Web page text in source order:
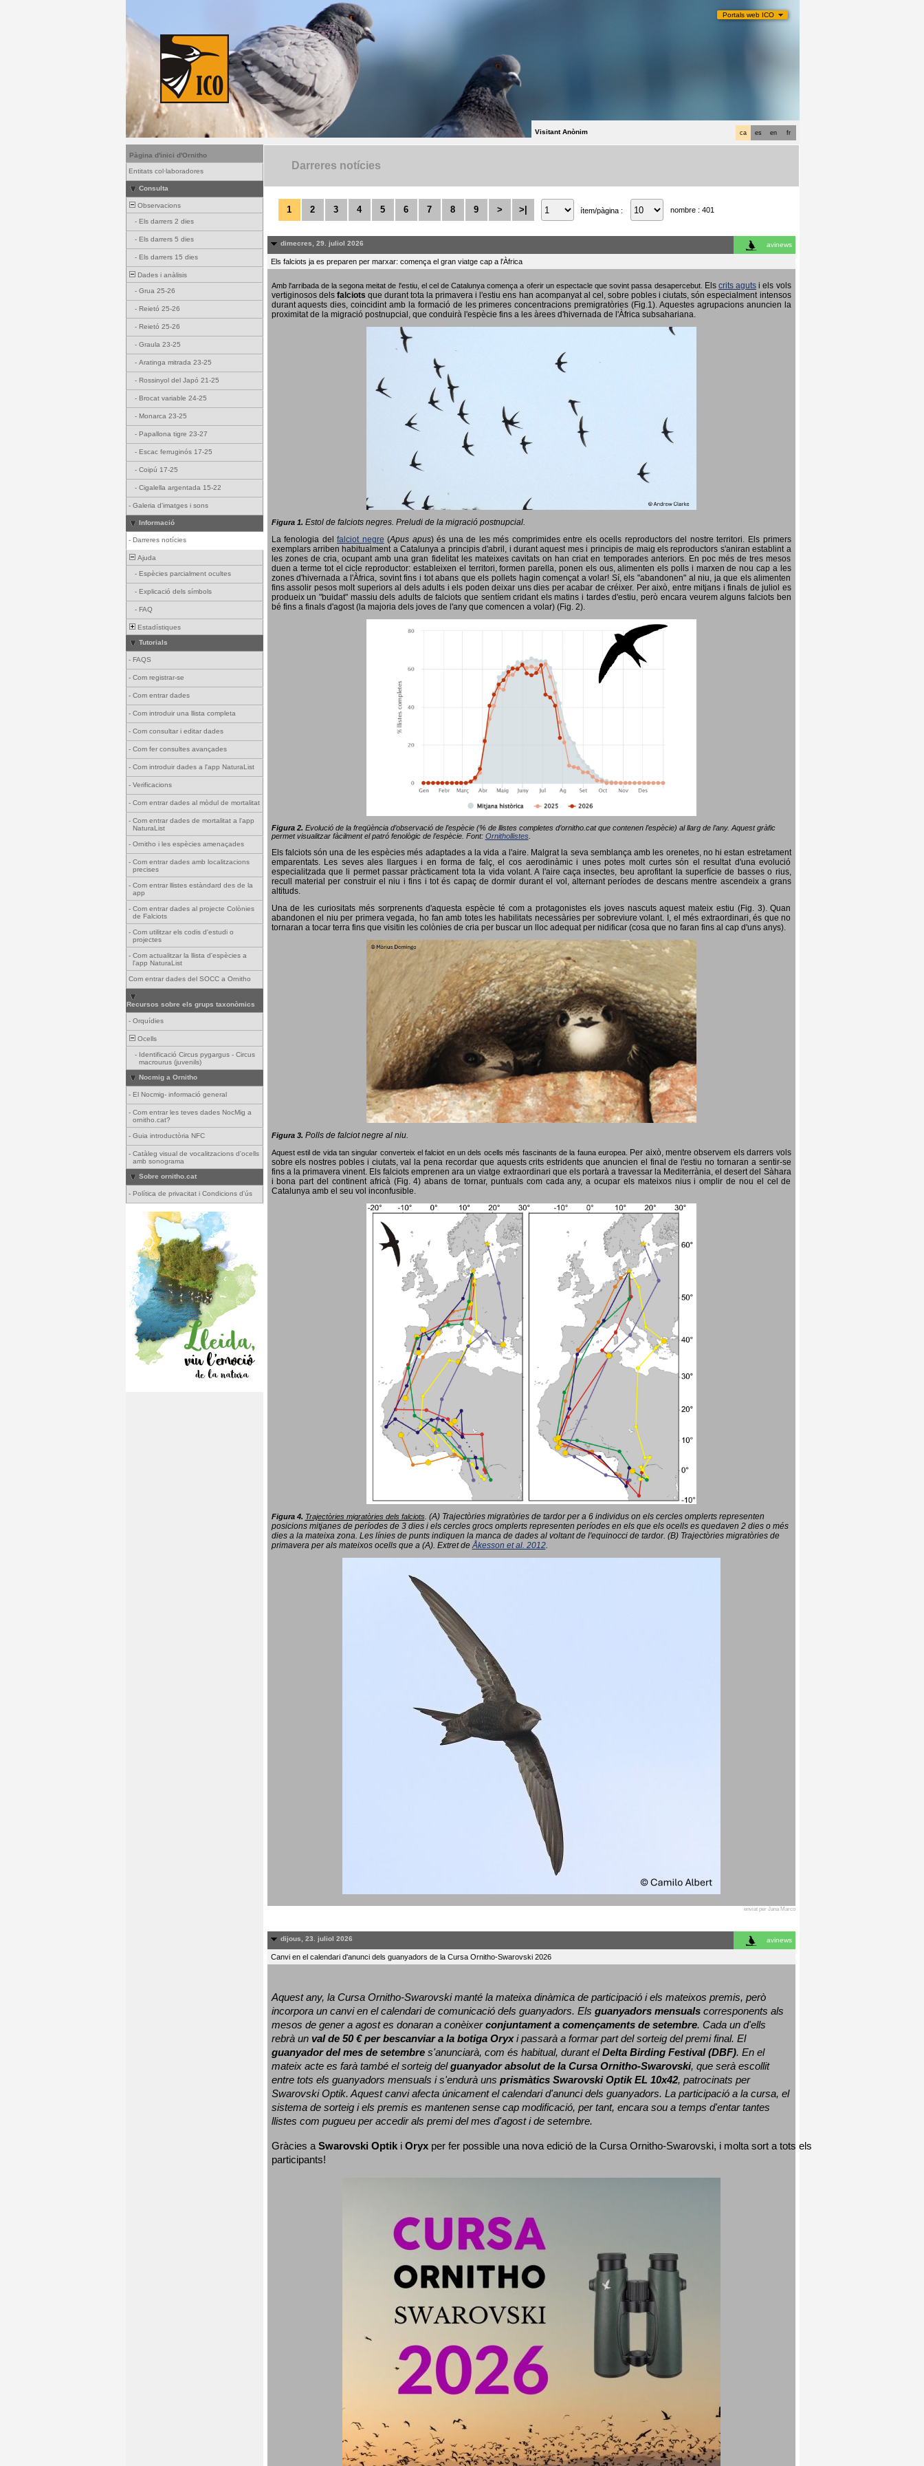
Portals web ICO
fr
en
es
ca
Visitant Anònim
Pàgina d'inici d'Ornitho
Entitats col·laboradores
Consulta
Observacions
- Els darrers 2 dies
- Els darrers 5 dies
- Els darrers 15 dies
Dades i anàlisis
- Grua 25-26
- Reietó 25-26
- Reietó 25-26
- Graula 23-25
- Aratinga mitrada 23-25
- Rossinyol del Japó 21-25
- Brocat variable 24-25
- Monarca 23-25
- Papallona tigre 23-27
- Escac ferruginós 17-25
- Coipú 17-25
- Cigalella argentada 15-22
- Galeria d'imatges i sons
Informació
- Darreres notícies
Ajuda
- Espècies parcialment ocultes
- Explicació dels símbols
- FAQ
Estadístiques
Tutorials
- FAQS
- Com registrar-se
- Com entrar dades
- Com introduir una llista completa
- Com consultar i editar dades
- Com fer consultes avançades
- Com introduir dades a l'app NaturaList
- Verificacions
- Com entrar dades al mòdul de mortalitat
- Com entrar dades de mortalitat a l'app
NaturaList
- Ornitho i les espècies amenaçades
- Com entrar dades amb localitzacions
precises
- Com entrar llistes estàndard des de la
app
- Com entrar dades al projecte Colònies
de Falciots
- Com utilitzar els codis d'estudi o
projectes
- Com actualitzar la llista d'espècies a
l'app NaturaList
Com entrar dades del SOCC a Ornitho
Recursos sobre els grups taxonòmics
- Orquídies
Ocells
- Identificació Circus pygargus - Circus
macrourus (juvenils)
Nocmig a Ornitho
- El Nocmig- informació general
- Com entrar les teves dades NocMig a
ornitho.cat?
- Guia introductòria NFC
- Catàleg visual de vocalitzacions d'ocells
amb sonograma
Sobre ornitho.cat
- Política de privacitat i Condicions d'ús
Darreres notícies
1 2 3 4 5 6 7 8 9 > >| ítem/pàgina : nombre : 401
dimecres, 29. juliol 2026 avinews
Els falciots ja es preparen per marxar: comença el gran viatge cap a l'Àfrica
Amb l'arribada de la segona meitat de l'estiu, el cel de Catalunya comença a oferir un espectacle que sovint passa desapercebut. Els crits aguts i els vols
vertiginosos dels falciots que durant tota la primavera i l'estiu ens han acompanyat al cel, sobre pobles i ciutats, són especialment intensos
durant aquests dies, coincidint amb la formació de les primeres concentracions premigratòries (Fig.1). Aquestes agrupacions anuncien la
proximitat de la migració postnupcial, que conduirà l'espècie fins a les àrees d'hivernada de l'Àfrica subsahariana.
Figura 1. Estol de falciots negres. Preludi de la migració postnupcial.
La fenologia delfalciot negre (Apus apus) és una de les més comprimides entre els ocells reproductors del nostre territori. Els primers
exemplars arriben habitualment a Catalunya a principis d'abril, i durant aquest mes i principis de maig els reproductors s'aniran establint a
les zones de cria, ocupant amb una gran fidelitat les mateixes cavitats on han criat en temporades anteriors. En poc més de tres mesos
duen a terme tot el cicle reproductor: estableixen el territori, formen parella, ponen els ous, alimenten els polls i marxen de nou cap a les
zones d'hivernada a l'Àfrica, sovint fins i tot abans que els pollets hagin començat a volar! Sí, els "abandonen" al niu, ja que els alimenten
fins assolir pesos molt superiors al dels adults i els poden deixar uns dies per acabar de créixer. Per això, entre mitjans i finals de juliol es
produeix un "buidat" massiu dels adults de falciots que sentíem cridant els matins i tardes d'estiu, però encara veurem alguns falciots ben
bé fins a finals d'agost (la majoria dels joves de l'any que comencen a volar) (Fig. 2).
Figura 2. Evolució de la freqüència d’observació de l’espècie (% de llistes completes d’ornitho.cat que contenen l’espècie) al llarg de l’any. Aquest gràfic
permet visualitzar fàcilment el patró fenològic de l’espècie. Font: Ornithollistes.
Els falciots són una de les espècies més adaptades a la vida a l'aire. Malgrat la seva semblança amb les orenetes, no hi estan estretament
emparentats. Les seves ales llargues i en forma de falç, el cos aerodinàmic i unes potes molt curtes són el resultat d'una evolució
especialitzada que li permet passar pràcticament tota la vida volant. A l'aire caça insectes, beu aprofitant la superfície de basses o rius,
recull material per construir el niu i fins i tot és capaç de dormir durant el vol, alternant períodes de descans mentre ascendeix a grans
altituds.
Una de les curiositats més sorprenents d'aquesta espècie té com a protagonistes els joves nascuts aquest mateix estiu (Fig. 3). Quan
abandonen el niu per primera vegada, ho fan amb totes les habilitats necessàries per sobreviure volant. I, el més extraordinari, és que no
tornaran a tocar terra fins que visitin les colònies de cria per buscar un lloc adequat per nidificar (cosa que no faran fins al cap d'uns anys).
Figura 3. Polls de falciot negre al niu.
Aquest estil de vida tan singular converteix el falciot en un dels ocells més fascinants de la fauna europea. Per això, mentre observem els darrers vols
sobre els nostres pobles i ciutats, val la pena recordar que aquests crits estridents que anuncien el final de l'estiu no tornaran a sentir-se
fins a la primavera vinent. Els falciots emprenen ara un viatge extraordinari que els portarà a travessar la Mediterrània, el desert del Sàhara
i bona part del continent africà (Fig. 4) abans de tornar, puntuals com cada any, a ocupar els mateixos nius i omplir de nou el cel de
Catalunya amb el seu vol inconfusible.
Figura 4. Trajectòries migratòries dels falciots. (A) Trajectòries migratòries de tardor per a 6 individus on els cercles omplerts representen
posicions mitjanes de períodes de 3 dies i els cercles grocs omplerts representen períodes en els que els ocells es quedaven 2 dies o més
dies a la mateixa zona. Les línies de punts indiquen la manca de dades al voltant de l'equinocci de tardor. (B) Trajectòries migratòries de
primavera per als mateixos ocells que a (A). Extret deÅkesson et al. 2012.
enviat per Jana Marco
dijous, 23. juliol 2026 avinews
Canvi en el calendari d'anunci dels guanyadors de la Cursa Ornitho-Swarovski 2026
Aquest any, la Cursa Ornitho-Swarovski manté la mateixa dinàmica de participació i els mateixos premis, però
incorpora un canvi en el calendari de comunicació dels guanyadors. Els guanyadors mensuals corresponents als
mesos de gener a agost es donaran a conèixer conjuntament a començaments de setembre. Cada un d'ells
rebrà un val de 50 € per bescanviar a la botiga Oryx i passarà a formar part del sorteig del premi final.
El
guanyador del mes de setembre s'anunciarà, com és habitual, durant el Delta Birding Festival (DBF). En el
mateix acte es farà també el sorteig del guanyador absolut de la Cursa Ornitho-Swarovski, que serà escollit
entre tots els guanyadors mensuals i s'endurà uns prismàtics Swarovski Optik EL 10x42, patrocinats per
Swarovski Optik. Aquest canvi afecta únicament el calendari d'anunci dels guanyadors. La participació a la cursa, el
sistema de sorteig i els premis es mantenen sense cap modificació, per tant, encara sou a temps d'entar tantes
llistes com pugueu per accedir als premi del mes d'agost i de setembre.
Gràcies a Swarovski Optik i Oryx per fer possible una nova edició de la Cursa Ornitho-Swarovski, i molta sort a tots els
participants!